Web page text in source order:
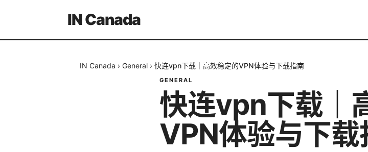
IN Canada
IN Canada › General › 快连vpn下载｜高效稳定的VPN体验与下载指南
GENERAL
快连vpn下载｜
VPN体验与下载